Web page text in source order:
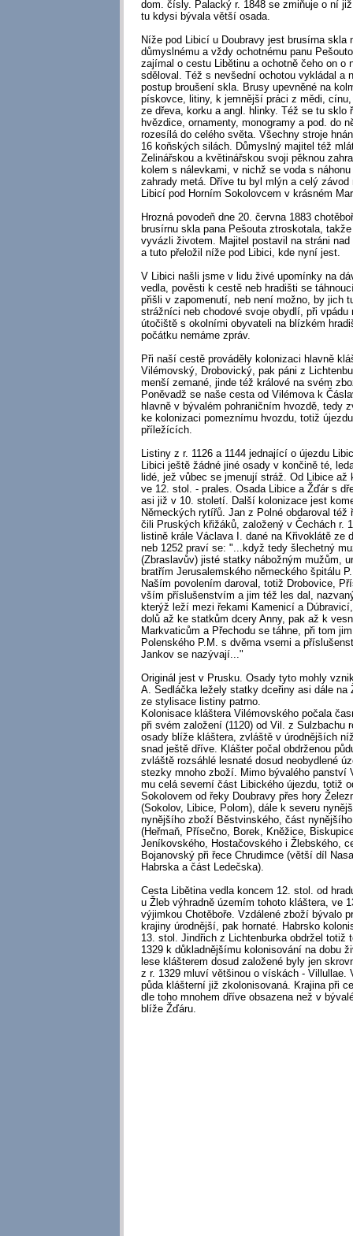
dom. čísly. Palacký r. 1848 se zmiňuje o ní
tu kdysi bývala větší osada.
Níže pod Libicí u Doubravy jest brusírna skla
důmyslnému a vždy ochotnému panu
zajímal o cestu Libětinu a ochotně čeho on o
sděloval. Též s nevšední ochotou vykládal a
postup broušení skla. Brusy upevněné na
pískovce, litiny, k jemnější práci z mědi,
ze dřeva, korku a angl. hlinky. Též se tu sklo
hvězdice, ornamenty, monogramy a pod. do
rozesílá do celého světa. Všechny stroje
16 koňských silách. Důmyslný majitel též
Zelinářskou a květinářskou svoji pěknou
kolem s nálevkami, v nichž se voda s
zahrady metá. Dříve tu byl mlýn a celý závod
Libicí pod Horním Sokolovcem v krásném
Hrozná povodeň dne 20. června 1883
brusírnu skla pana Pešouta ztroskotala,
vyvázli životem. Majitel postavil na stráni
a tuto přeložil níže pod Libici, kde nyní jest.
V Libici našli jsme v lidu živé upomínky na
vedla, pověsti k cestě neb hradišti se
přišli v zapomenutí, neb není možno, by jich
strážníci neb chodové svoje obydlí, při vpádu
útočiště s okolními obyvateli na blízkém
počátku nemáme zpráv.
Při naší cestě prováděly kolonizaci hlavně
Vilémovský, Drobovický, pak páni z
menší zemané, jinde též králové na svém
Poněvadž se naše cesta od Vilémova k
hlavně v bývalém pohraničním hvozdě, tedy
ke kolonizaci pomeznímu hvozdu, totiž
příležících.
Listiny z r. 1126 a 1144 jednající o újezdu
Libici ještě žádné jiné osady v končině té,
lidé, jež vůbec se jmenují stráž. Od Libice až
ve 12. stol. - prales. Osada Libice a Žďár s
asi již v 10. století. Další kolonizace jest
Německých rytířů. Jan z Polné obdaroval též
čili Pruských křižáků, založený v Čechách r.
listině krále Václava I. dané na Křivoklátě ze
neb 1252 praví se: "...když tedy šlechetný
(Zbraslavův) jisté statky nábožným mužům,
bratřím Jerusalemského německého špitálu
Naším povolením daroval, totiž Drobovice,
vším příslušenstvím a jim též les dal,
kterýž leží mezi řekami Kamenicí a
dolů až ke statkům dcery Anny, pak až k
Markvaticům a Přechodu se táhne, při tom
Polenského P.M. s dvěma vsemi a
Jankov se nazývají..."
Originál jest v Prusku. Osady tyto mohly
A. Sedláčka ležely statky dceřiny asi dále na
ze stylisace listiny patrno.
Kolonisace kláštera Vilémovského počala
při svém založení (1120) od Vil. z Sulzbachu
osady blíže kláštera, zvláště v úrodnějších
snad ještě dříve. Klášter počal obdrženou
zvláště rozsáhlé lesnaté dosud neobydlené
stezky mnoho zboží. Mimo bývalého panství
mu celá severní část Libického újezdu, totiž
Sokolovem od řeky Doubravy přes hory
(Sokolov, Libice, Polom), dále k severu
nynějšího zboží Běstvinského, část
(Heřmaň, Přísečno, Borek, Kněžice,
Jeníkovského, Hostačovského i Žlebského,
Bojanovský při řece Chrudimce (větší díl
Habrska a část Ledečska).
Cesta Libětina vedla koncem 12. stol. od
u Žleb výhradně územím tohoto kláštera, ve
výjimkou Chotěboře. Vzdálené zboží bývalo
krajiny úrodnější, pak hornaté. Habrsko
13. stol. Jindřich z Lichtenburka obdržel totiž
1329 k důkladnějšímu kolonisování na dobu
lese klášterem dosud založené byly jen
z r. 1329 mluví většinou o vískách - Villullae.
půda klášterní již zkolonisovaná. Krajina při
dle toho mnohem dříve obsazena než v
blíže Žďáru.